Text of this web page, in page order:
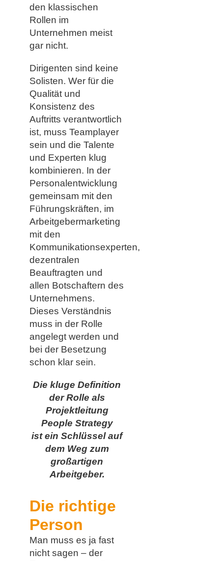
den klassischen
Rollen im
Unternehmen meist
gar nicht.
Dirigenten sind keine
Solisten. Wer für die
Qualität und
Konsistenz des
Auftritts verantwortlich
ist, muss Teamplayer
sein und die Talente
und Experten klug
kombinieren. In der
Personalentwicklung
gemeinsam mit den
Führungskräften, im
Arbeitgebermarketing
mit den
Kommunikationsexperten,
dezentralen
Beauftragten und
allen Botschaftern des
Unternehmens.
Dieses Verständnis
muss in der Rolle
angelegt werden und
bei der Besetzung
schon klar sein.
Die kluge Definition
der Rolle als
Projektleitung
People Strategy
ist ein Schlüssel auf
dem Weg zum
großartigen
Arbeitgeber.
Die richtige
Person
Man muss es ja fast
nicht sagen – der